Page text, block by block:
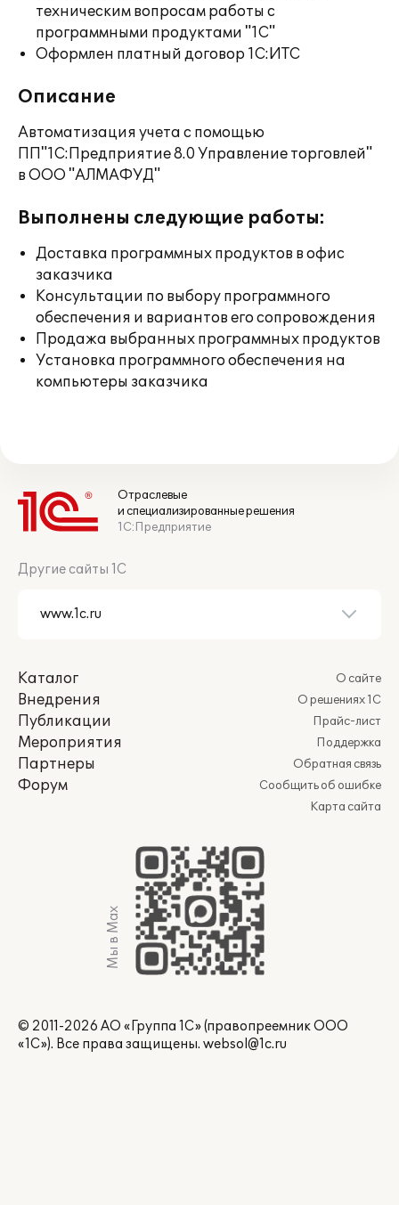
техническим вопросам работы с
программными продуктами "1С"
Оформлен платный договор 1С:ИТС
Описание
Автоматизация учета с помощью
ПП"1С:Предприятие 8.0 Управление торговлей"
в ООО "АЛМАФУД"
Выполнены следующие работы:
Доставка программных продуктов в офис
заказчика
Консультации по выбору программного
обеспечения и вариантов его сопровождения
Продажа выбранных программных продуктов
Установка программного обеспечения на
компьютеры заказчика
Отраслевые
и специализированные решения
1С:Предприятие
Другие сайты 1С
Каталог
Внедрения
Публикации
Мероприятия
Партнеры
Форум
О сайте
О решениях 1С
Прайс-лист
Поддержка
Обратная связь
Сообщить об ошибке
Карта сайта
Мы в Max
© 2011-2026 АО «Группа 1С» (правопреемник ООО
«1С»). Все права защищены. websol@1c.ru